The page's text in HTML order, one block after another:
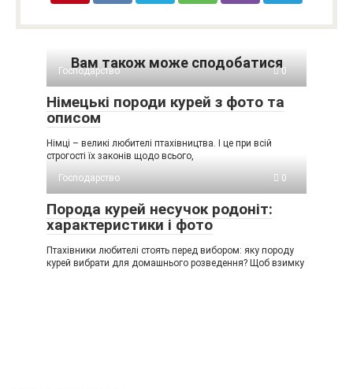
Вам також може сподобатися
Господарство 0
Німецькі породи курей з фото та
описом
Німці – великі любителі птахівництва. І це при всій
строгості їх законів щодо всього,
Господарство
0
Порода курей несучок родоніт:
характеристики і фото
Птахівники любителі стоять перед вибором: яку породу
курей вибрати для домашнього розведення? Щоб взимку